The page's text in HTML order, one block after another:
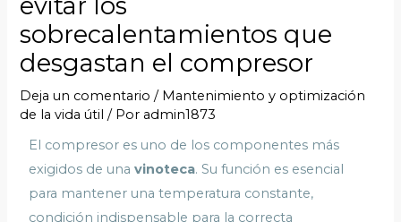
sobrecalentamientos que
desgastan el compresor
Deja un comentario / Mantenimiento y optimización
de la vida útil / Por admin1873
El compresor es uno de los componentes más
exigidos de unavinoteca. Su función es esencial
para mantener una temperatura constante,
condición indispensable para la correcta